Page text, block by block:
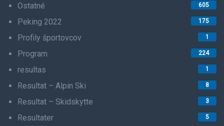
Ostatné 605
Peking 2022 175
Profily športovcov 1
Program 224
resultas 1
Resultat – Alpin Ski 8
Resultat – Skidskytte 3
Resultater 5